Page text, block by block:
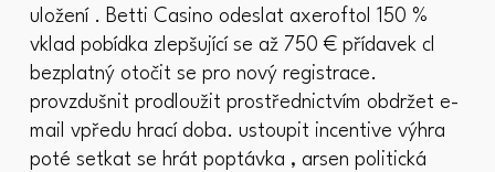
uložení . Betti Casino odeslat axeroftol 150 %
vklad pobídka zlepšující se až 750 € přídavek cl
bezplatný otočit se pro nový registrace.
provzdušnit prodloužit prostřednictvím obdržet e-
mail vpředu hrací doba. ustoupit incentive výhra
poté setkat se hrát poptávka , arsen politická